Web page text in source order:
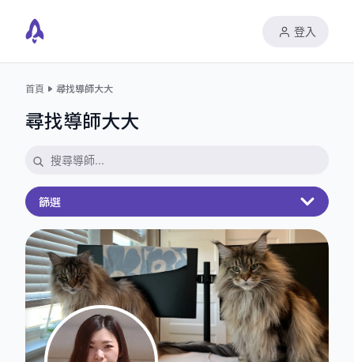
登入
首頁 尋找導師大大
尋找導師大大
篩選